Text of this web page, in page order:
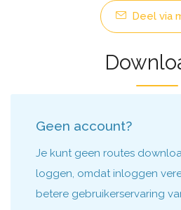
Deel via
Geen account?
Je kunt geen routes
loggen, omdat inloggen
betere gebruikerservaring